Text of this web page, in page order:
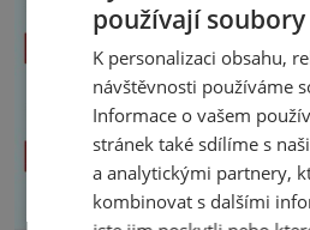
používají
K personalizaci obsahu,
návštěvnosti používáme
Informace o vašem
stránek také sdílíme s
a analytickými partnery,
kombinovat s dalšími